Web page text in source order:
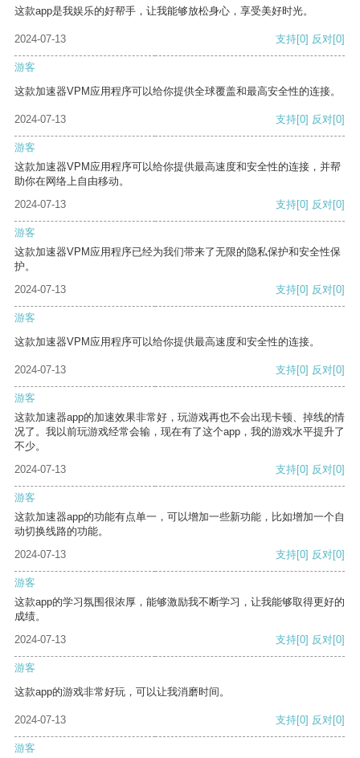
这款app是我娱乐的好帮手，让我能够放松身心，享受美好时光。
2024-07-13 支持[0] 反对[0]
游客
这款加速器VPM应用程序可以给你提供全球覆盖和最高安全性的连接。
2024-07-13 支持[0] 反对[0]
游客
这款加速器VPM应用程序可以给你提供最高速度和安全性的连接，并帮
助你在网络上自由移动。
2024-07-13
支持[0] 反对[0]
游客
这款加速器VPM应用程序已经为我们带来了无限的隐私保护和安全性保
护。
2024-07-13
支持[0] 反对[0]
游客
这款加速器VPM应用程序可以给你提供最高速度和安全性的连接。
2024-07-13 支持[0] 反对[0]
游客
这款加速器app的加速效果非常好，玩游戏再也不会出现卡顿、掉线的情
况了。我以前玩游戏经常会输，现在有了这个app，我的游戏水平提升了
不少。
2024-07-13
支持[0] 反对[0]
游客
这款加速器app的功能有点单一，可以增加一些新功能，比如增加一个自
动切换线路的功能。
2024-07-13
支持[0] 反对[0]
游客
这款app的学习氛围很浓厚，能够激励我不断学习，让我能够取得更好的
成绩。
2024-07-13
支持[0] 反对[0]
游客
这款app的游戏非常好玩，可以让我消磨时间。
2024-07-13 支持[0] 反对[0]
游客